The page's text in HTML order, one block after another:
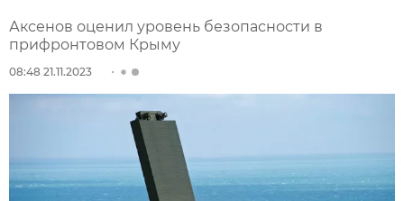
Аксенов оценил уровень безопасности в
прифронтовом Крыму
08:48 21.11.2023